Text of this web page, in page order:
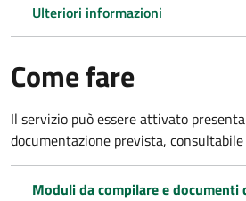
Ulteriori informazioni
Come fare
Il servizio può essere attivato
documentazione prevista,
Moduli da compilare e documenti